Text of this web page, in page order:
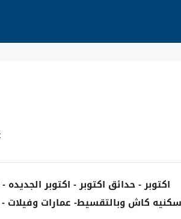
اكتوبر - حدائق اكتوبر - اكتوبر الجديده
كاش وبالتقسيط- عمارات وفيلات